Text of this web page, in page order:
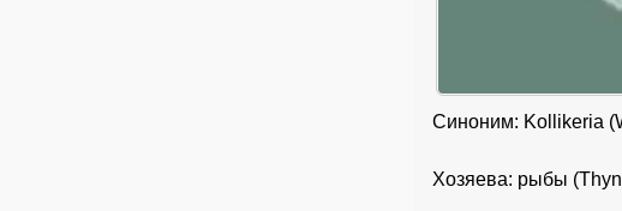
Синоним: Kollikeria
Хозяева: рыбы